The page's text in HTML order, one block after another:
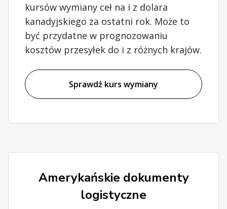
kursów wymiany ceł na i z dolara
kanadyjskiego za ostatni rok. Może to
być przydatne w prognozowaniu
kosztów przesyłek do i z różnych krajów.
Sprawdź kurs wymiany
Amerykańskie dokumenty
logistyczne